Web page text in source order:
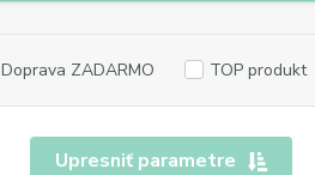
Upresniť parametre
Doprava ZADARMO TOP produkt